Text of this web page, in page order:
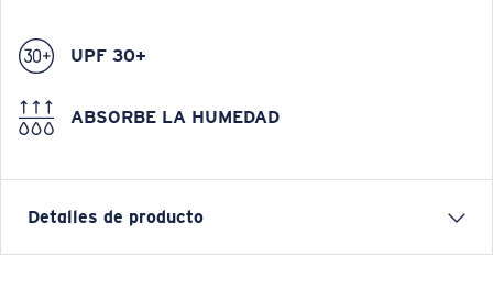
UPF 30+
ABSORBE LA HUMEDAD
Detalles de producto